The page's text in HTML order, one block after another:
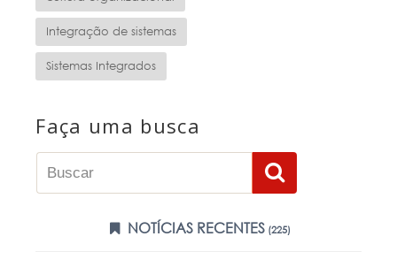
Integração de sistemas
Sistemas Integrados
Faça uma busca
NOTÍCIAS RECENTES(225)